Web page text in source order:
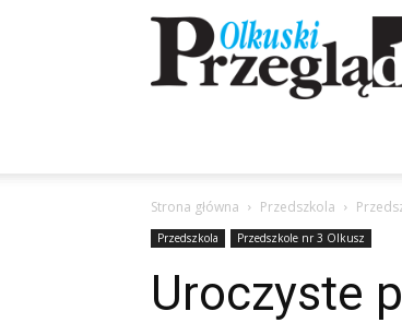
Przegląd
Olkuski
Strona główna Przedszkola
Przedszkola Przedszkole nr 3 Olkusz
Uroczyste